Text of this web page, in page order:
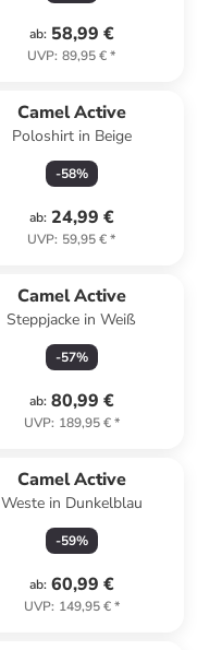
ab: 58,99 €
UVP: 89,95 €*
Camel Active
Poloshirt in Beige
-58%
ab: 24,99 €
UVP: 59,95 €*
Camel Active
Steppjacke in Weiß
-57%
ab: 80,99 €
UVP: 189,95 €*
Camel Active
Weste in Dunkelblau
-59%
ab: 60,99 €
UVP: 149,95 €*